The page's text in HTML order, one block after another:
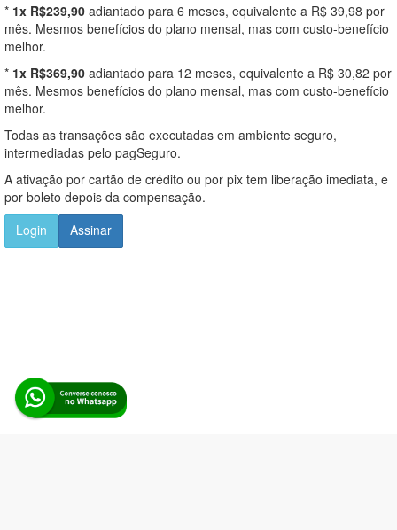
* 1x R$239,90 adiantado para 6 meses, equivalente a R$ 39,98 por
mês. Mesmos benefícios do plano mensal, mas com custo-benefício
melhor.
* 1x R$369,90 adiantado para 12 meses, equivalente a R$ 30,82 por
mês. Mesmos benefícios do plano mensal, mas com custo-benefício
melhor.
Todas as transações são executadas em ambiente seguro,
intermediadas pelo pagSeguro.
A ativação por cartão de crédito ou por pix tem liberação imediata, e
por boleto depois da compensação.
Login
Assinar